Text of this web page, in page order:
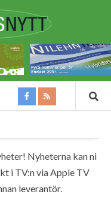
Nyheterna kan ni
i TV:n via Apple TV
leverantör.